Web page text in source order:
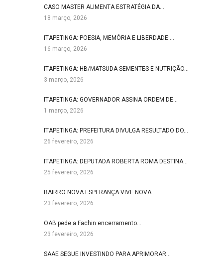
CASO MASTER ALIMENTA ESTRATÉGIA DA…
18 março, 2026
ITAPETINGA: POESIA, MEMÓRIA E LIBERDADE:…
16 março, 2026
ITAPETINGA: HB/MATSUDA SEMENTES E NUTRIÇÃO…
3 março, 2026
ITAPETINGA: GOVERNADOR ASSINA ORDEM DE…
1 março, 2026
ITAPETINGA: PREFEITURA DIVULGA RESULTADO DO…
26 fevereiro, 2026
ITAPETINGA: DEPUTADA ROBERTA ROMA DESTINA…
25 fevereiro, 2026
BAIRRO NOVA ESPERANÇA VIVE NOVA…
23 fevereiro, 2026
OAB pede a Fachin encerramento…
23 fevereiro, 2026
SAAE SEGUE INVESTINDO PARA APRIMORAR…